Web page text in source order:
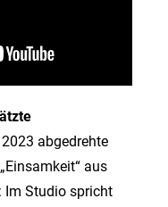
abgedrehte
aus
Im Studio spricht